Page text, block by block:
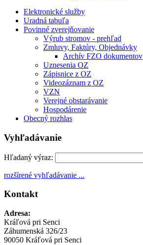
Elektronické služby
Uradná tabuľa
Povinné zverejňovanie
Výrub stromov - prehľad
Zmluvy, Faktúry, Objednávky
Archív FZO dokumentov
Uznesenia OZ
Zápisnice z OZ
Videozáznam z OZ
VZN
Verejné obstarávanie
Hospodárenie
Obecný rozhlas
Vyhľadávanie
Hľadaný výraz:
rozšírené vyhľadávanie ...
Kontakt
Adresa:
Kráľová pri Senci
Záhumenská 326/23
90050 Kráľová pri Senci